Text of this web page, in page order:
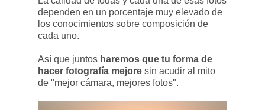
dependen en un porcentaje muy elevado de
los conocimientos sobre composición de
cada uno.
Así que juntos haremos que tu forma de
hacer fotografía mejore sin acudir al mito
de "mejor cámara, mejores fotos".